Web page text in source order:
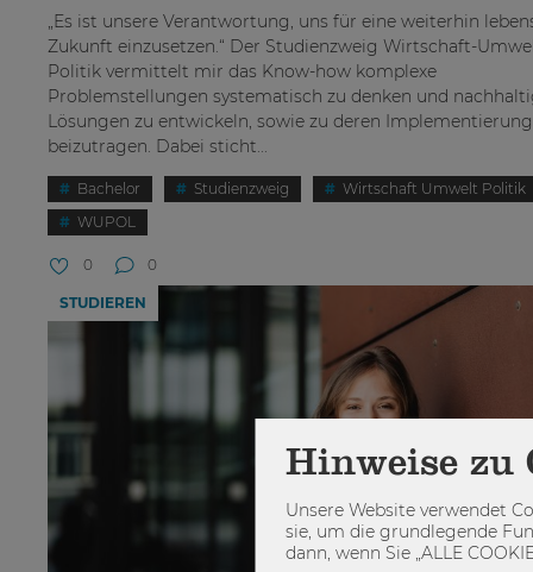
„Es ist unsere Verantwortung, uns für eine weiterhin
Zukunft einzusetzen.“ Der Studienzweig Wirtschaft-
Politik vermittelt mir das Know-how komplexe
Problemstellungen systematisch zu denken und
Lösungen zu entwickeln, sowie zu deren Implementierung
beizutragen. Dabei sticht...
Bachelor Studienzweig
Wirtschaft Umwelt Politik
WUPOL
0 0
STUDIEREN
Hinweise zu
Unsere Website verwendet
sie, um die grundlegende
dann, wenn Sie „ALLE